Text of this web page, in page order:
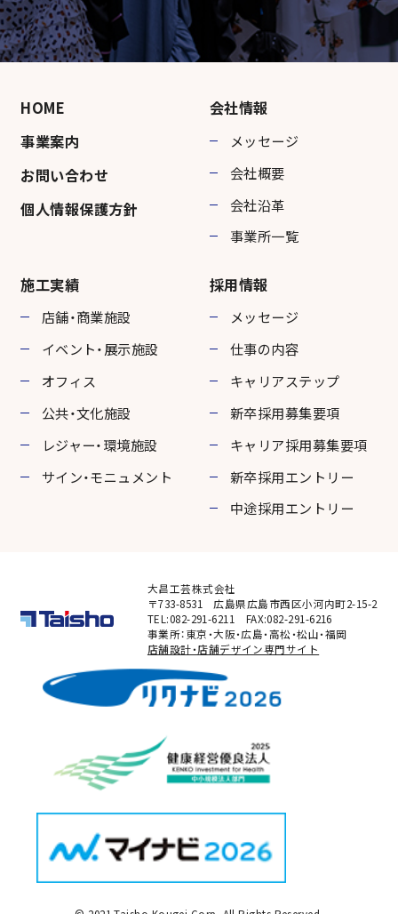
HOME
事業案内
お問い合わせ
個人情報保護方針
会社情報
メッセージ
会社概要
会社沿革
事業所一覧
施工実績
店舗・商業施設
イベント・展示施設
オフィス
公共・文化施設
レジャー・環境施設
サイン・モニュメント
採用情報
メッセージ
仕事の内容
キャリアステップ
新卒採用募集要項
キャリア採用募集要項
新卒採用エントリー
中途採用エントリー
大昌工芸株式会社
〒733-8531 広島県広島市西区小河内町2-15-2
TEL:082-291-6211 FAX:082-291-6216
事業所：東京・大阪・広島・高松・松山・福岡
店舗設計・店舗デザイン専門サイト